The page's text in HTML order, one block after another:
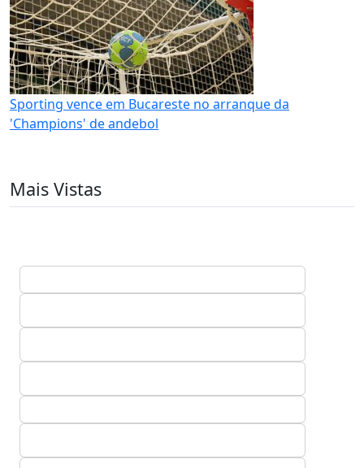
Sporting vence em Bucareste no arranque da
'Champions' de andebol
Mais Vistas